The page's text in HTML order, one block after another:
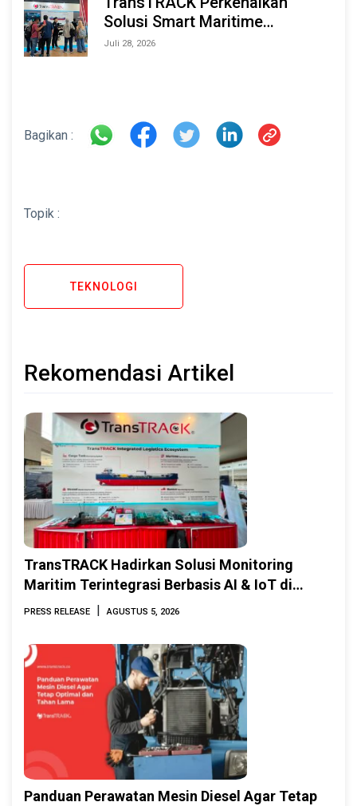
Solusi Smart Maritime
Monitoring Berbasis AI dan IoT
Juli 28, 2026
Bagikan :
Topik :
TEKNOLOGI
Rekomendasi Artikel
TransTRACK Hadirkan Solusi Monitoring
Maritim Terintegrasi Berbasis AI & IoT di
Indonesia Marine & Offshore Expo (IMOX)
PRESS RELEASE | AGUSTUS 5, 2026
Panduan Perawatan Mesin Diesel Agar Tetap